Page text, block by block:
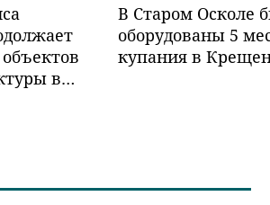
в
В Старом Осколе
оборудованы 5
купания в